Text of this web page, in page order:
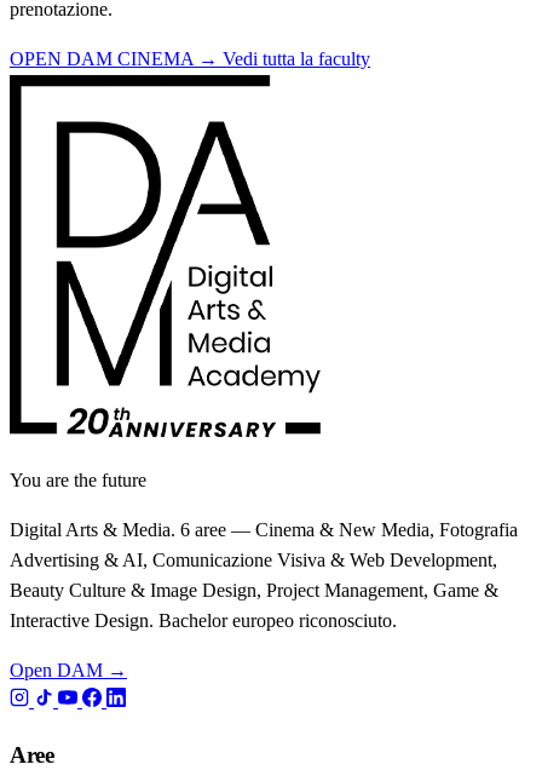
prenotazione.
OPEN DAM CINEMA → Vedi tutta la faculty
You are the future
Digital Arts & Media. 6 aree — Cinema & New Media, Fotografia
Advertising & AI, Comunicazione Visiva & Web Development,
Beauty Culture & Image Design, Project Management, Game &
Interactive Design. Bachelor europeo riconosciuto.
Open DAM →
Aree